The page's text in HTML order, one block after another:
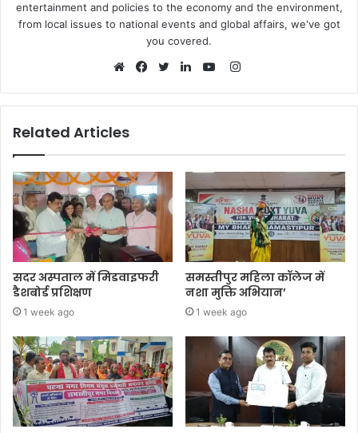
entertainment and policies to the economy and the environment,
from local issues to national events and global affairs, we've got
you covered.
Instagram
Related Articles
सदर अस्पताल में मिडवाइफरी
डैशबोर्ड प्रशिक्षण
1 week ago
समस्तीपुर महिला कॉलेज में
नशा मुक्ति अभियान’
1 week ago